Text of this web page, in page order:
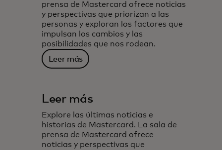
prensa de Mastercard ofrece noticias
y perspectivas que priorizan a las
personas y exploran los factores que
impulsan los cambios y las
posibilidades que nos rodean.
Leer más
Leer más
Explore las últimas noticias e
historias de Mastercard. La sala de
prensa de Mastercard ofrece
noticias y perspectivas que